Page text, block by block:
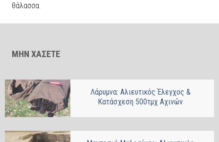
θάλασσα.
ΜΗΝ ΧΑΣΕΤΕ
Λάρυμνα: Αλιευτικός Έλεγχος &
Κατάσχεση 500τμχ Αχινών